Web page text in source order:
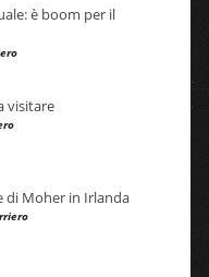
è boom per il
visitare
di Moher in Irlanda